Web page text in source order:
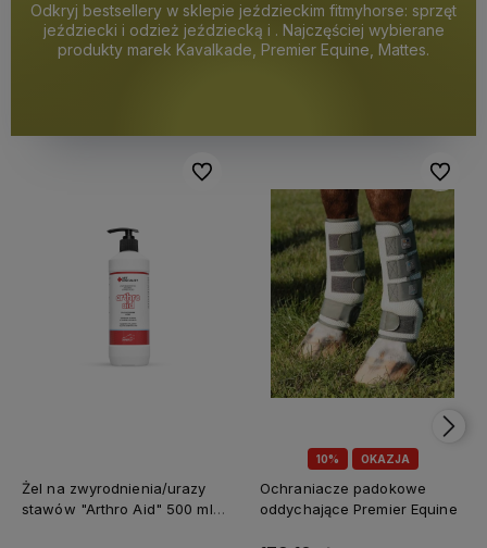
Odkryj bestsellery w sklepie jeździeckim fitmyhorse: sprzęt
jeździecki i odzież jeździecką i . Najczęściej wybierane
produkty marek Kavalkade, Premier Equine, Mattes.
Żel na zwyrodnienia/urazy
stawów "Arthro Aid" 500 ml
Do ulubionych
10% OKAZJA
Ochraniacze padokowe
oddychające Premier Equine
Do